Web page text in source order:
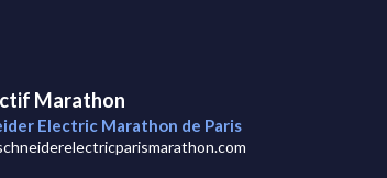
Marathon
Electric Marathon de Paris